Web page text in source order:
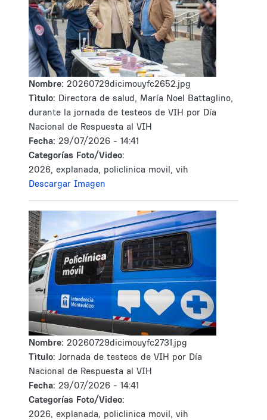
Nombre: 20260729dicimouyfc2652.jpg
Tìtulo: Directora de salud, María Noel Battaglino,
durante la jornada de testeos de VIH por Día
Nacional de Respuesta al VIH
Fecha: 29/07/2026 - 14:41
Categorías Foto/Video:
2026, explanada, policlinica movil, vih
Descargar Imagen
Nombre: 20260729dicimouyfc2731.jpg
Tìtulo: Jornada de testeos de VIH por Día
Nacional de Respuesta al VIH
Fecha: 29/07/2026 - 14:41
Categorías Foto/Video:
2026, explanada, policlinica movil, vih